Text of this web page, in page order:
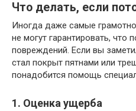
Что делать, если
Иногда даже самые
не могут гарантировать, что
повреждений. Если вы
стал покрыт пятнами или
понадобится помощь
1. Оценка ущерба